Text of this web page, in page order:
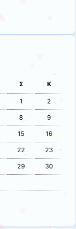
Σ Κ
1 2
8 9
15 16
22 23
29 30